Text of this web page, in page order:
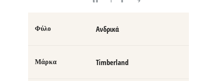
Φύλο Ανδρικά
Μάρκα Timberland